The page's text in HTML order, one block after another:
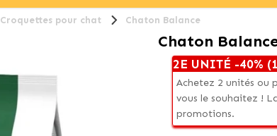
Croquettes pour chat Chaton Balance
Chaton
2E UNITÉ -40%
Achetez 2 unités ou
vous le souhaitez !
promotions.